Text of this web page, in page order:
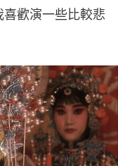
歡演一些比較悲